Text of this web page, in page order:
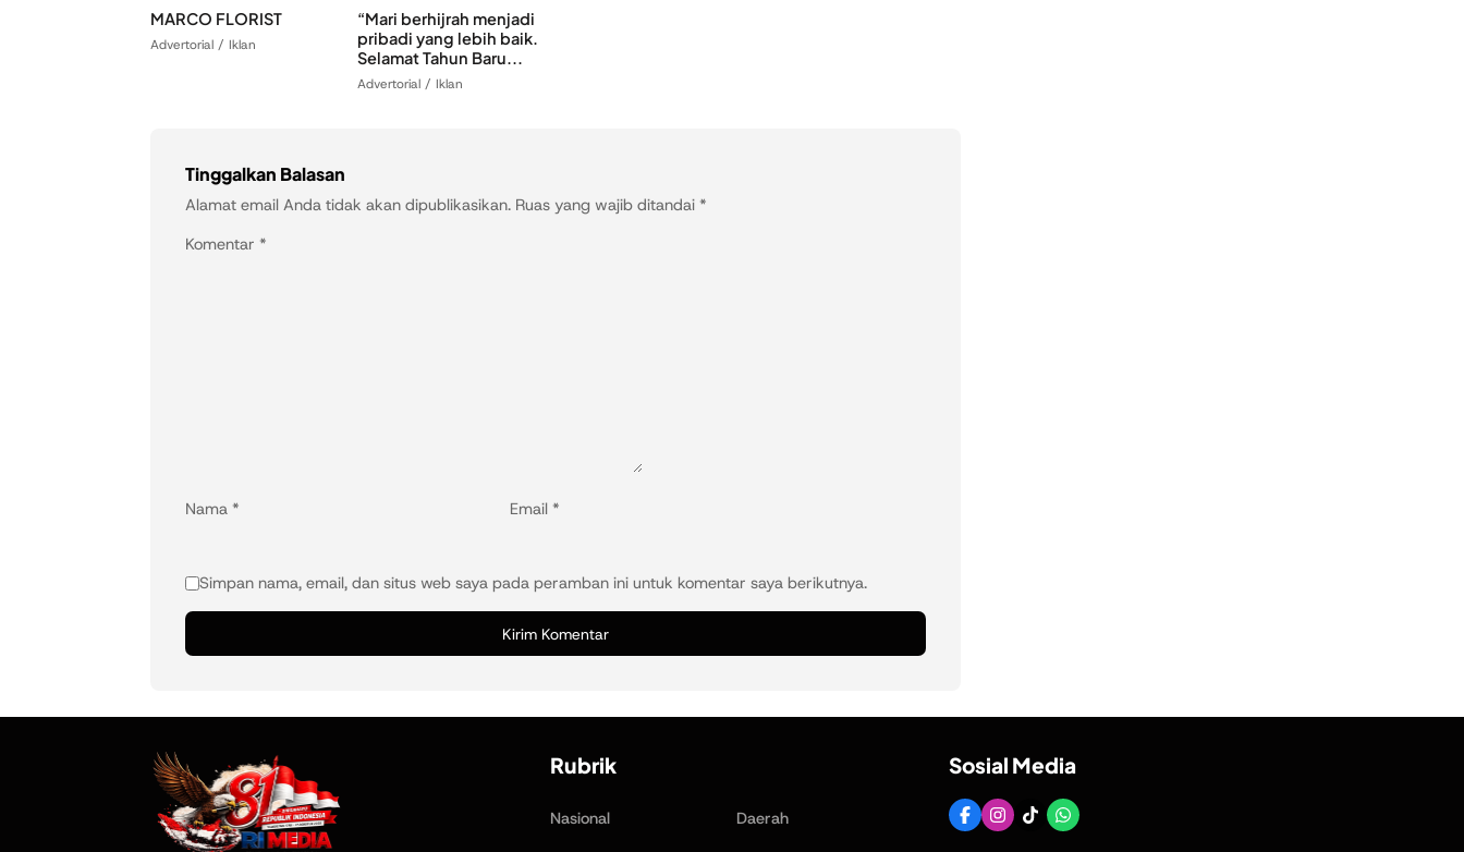
MARCO FLORIST
Advertorial / Iklan
“Mari berhijrah menjadi
pribadi yang lebih baik.
Selamat Tahun Baru...
Advertorial / Iklan
Tinggalkan Balasan
Alamat email Anda tidak akan dipublikasikan. Ruas yang wajib ditandai *
Komentar *
Nama * Email *
Simpan nama, email, dan situs web saya pada peramban ini untuk komentar saya berikutnya.
Rubrik
Nasional Daerah
Sosial Media